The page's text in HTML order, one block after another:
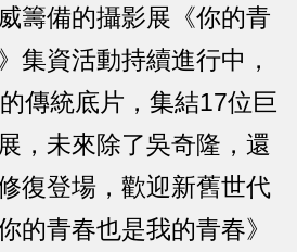
籌備的攝影展《你的青
集資活動持續進行中，
傳統底片，集結17位巨
，未來除了吳奇隆，還
復登場，歡迎新舊世代
的青春也是我的青春》